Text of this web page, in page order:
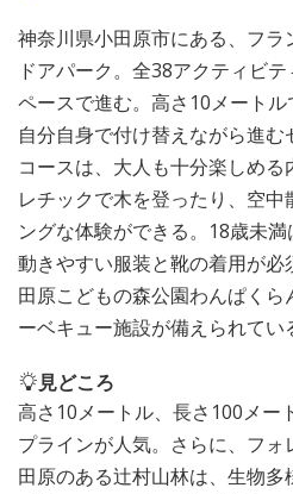
神奈川県小田原市にある、フラ
ドアパーク。全38アクティビ
ペースで進む。高さ10メート
自分自身で付け替えながら進
コースは、大人も十分楽しめ
レチックで木を登ったり、空中
ングな体験ができる。18歳未満
動きやすい服装と靴の着用が
田原こどもの森公園わんぱく
ーベキュー施設が備えられてい
見どころ
高さ10メートル、長さ100メー
プラインが人気。さらに、フ
田原のある辻村山林は、生物